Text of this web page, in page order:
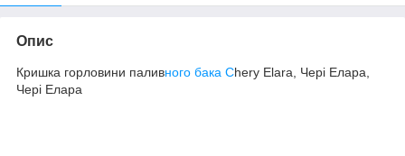
Опис
Кришка горловини паливного бака Chery Elara, Чері Елара,
Чері Елара